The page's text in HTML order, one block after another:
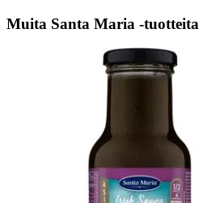
Muita Santa Maria -tuotteita